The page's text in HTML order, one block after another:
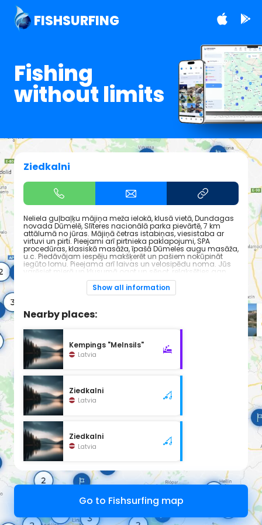
FISHSURFING
Fishing
without limits
Ziedkalni
Neliela guļbaļķu mājiņa meža ielokā, klusā vietā, Dundagas
novada Dūmelē, Slīteres nacionālā parka pievārtē, 7 km
attālumā no jūras. Mājiņā četras istabiņas, viesistaba ar
virtuvi un pirti. Pieejami arī pirtnieka paklapojumi, SPA
procedūras, klasiskā masāža, īpašā Dūmeles augu masāža,
u.c. Piedāvājam iespēju makšķerēt un pašiem nokūpināt
iegūto lomu. Pieejama arī laivas un velosipēdu noma. Jūs
varēsiet mierā un klusumā ogot un sēņot, relaksēties gan
Show all information
Nearby places:
Kempings "Melnsils"
Latvia
Ziedkalni
Latvia
Ziedkalni
Latvia
Go to Fishsurfing map